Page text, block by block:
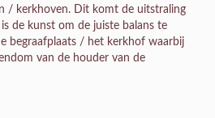
/ kerkhoven. Dit komt de uitstraling
de kunst om de juiste balans te
begraafplaats / het kerkhof waarbij
van de houder van de